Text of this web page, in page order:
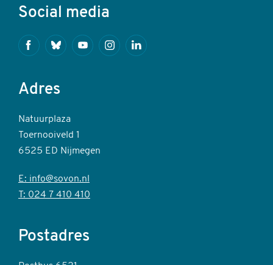
Social media
FacebookBlueskyYoutubeInstagramLinkedin
Adres
Natuurplaza
Toernooiveld 1
6525 ED Nijmegen
E: info@sovon.nl
T: 024 7 410 410
Postadres